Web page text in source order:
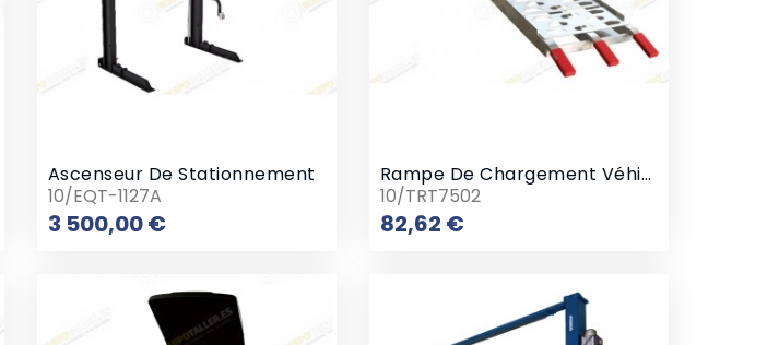
Ascenseur De Stationnement
10/EQT-1127A
3 500,00 €Prix
Rampe De Chargement Véhicule ATV
10/TRT7502
82,62 €Prix